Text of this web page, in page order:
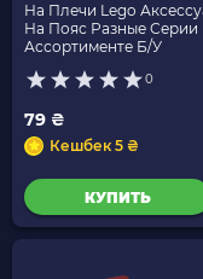
На Плечи Lego
На Пояс Разные Серии
Ассортименте Б/У
0
79 ₴
Кешбек 5 ₴
КУПИТЬ